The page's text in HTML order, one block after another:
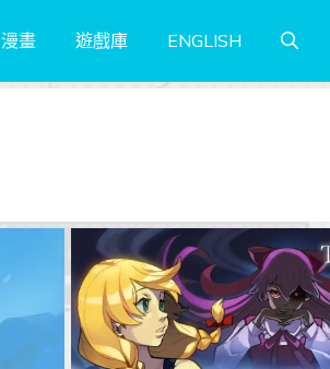
漫畫 遊戲庫 ENGLISH